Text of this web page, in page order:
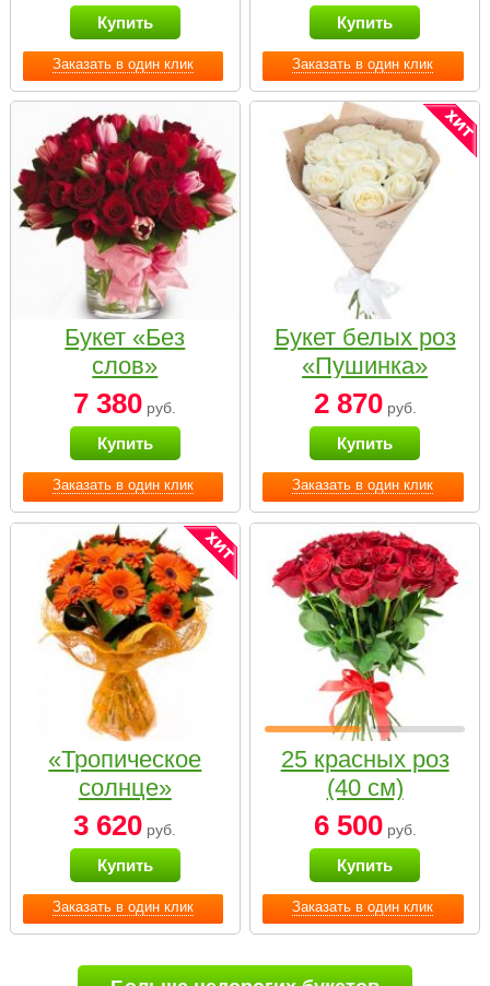
Заказать в один клик
Купить
Заказать в один клик
Купить
Заказать в один клик
Букет «Без
слов»
7 380 руб.
Купить
Заказать в один клик
Букет белых роз
«Пушинка»
2 870руб.
Купить
Заказать в один клик
«Тропическое
солнце»
3 620 руб.
Купить
Заказать в один клик
25 красных роз
(40 см)
6 500руб.
Купить